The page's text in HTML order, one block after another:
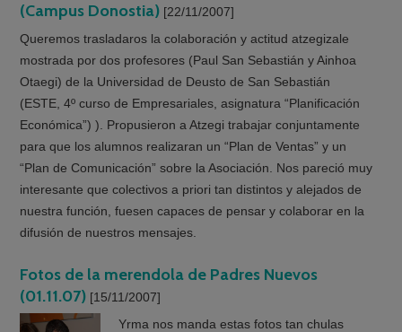
(Campus Donostia) [22/11/2007]
Queremos trasladaros la colaboración y actitud atzegizale
mostrada por dos profesores (Paul San Sebastián y Ainhoa
Otaegi) de la Universidad de Deusto de San Sebastián
(ESTE, 4º curso de Empresariales, asignatura “Planificación
Económica”) ). Propusieron a Atzegi trabajar conjuntamente
para que los alumnos realizaran un “Plan de Ventas” y un
“Plan de Comunicación” sobre la Asociación. Nos pareció muy
interesante que colectivos a priori tan distintos y alejados de
nuestra función, fuesen capaces de pensar y colaborar en la
difusión de nuestros mensajes.
Fotos de la merendola de Padres Nuevos
(01.11.07) [15/11/2007]
Yrma nos manda estas fotos tan chulas